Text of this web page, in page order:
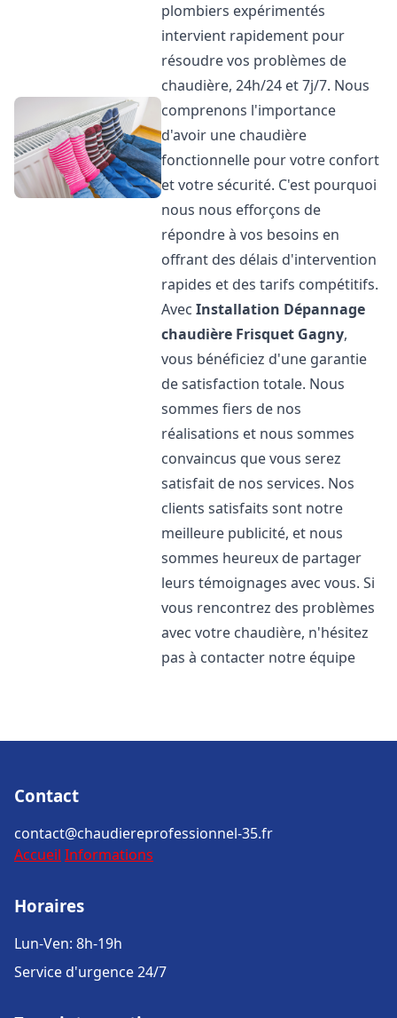
plombiers expérimentés
intervient rapidement pour
résoudre vos problèmes de
chaudière, 24h/24 et 7j/7. Nous
comprenons l'importance
d'avoir une chaudière
fonctionnelle pour votre confort
et votre sécurité. C'est pourquoi
nous nous efforçons de
répondre à vos besoins en
offrant des délais d'intervention
rapides et des tarifs compétitifs.
AvecInstallation Dépannage
chaudière Frisquet Gagny,
vous bénéficiez d'une garantie
de satisfaction totale. Nous
sommes fiers de nos
réalisations et nous sommes
convaincus que vous serez
satisfait de nos services. Nos
clients satisfaits sont notre
meilleure publicité, et nous
sommes heureux de partager
leurs témoignages avec vous. Si
vous rencontrez des problèmes
avec votre chaudière, n'hésitez
pas à contacter notre équipe
Contact
contact@chaudiereprofessionnel-35.fr
Accueil Informations
Horaires
Lun-Ven: 8h-19h
Service d'urgence 24/7